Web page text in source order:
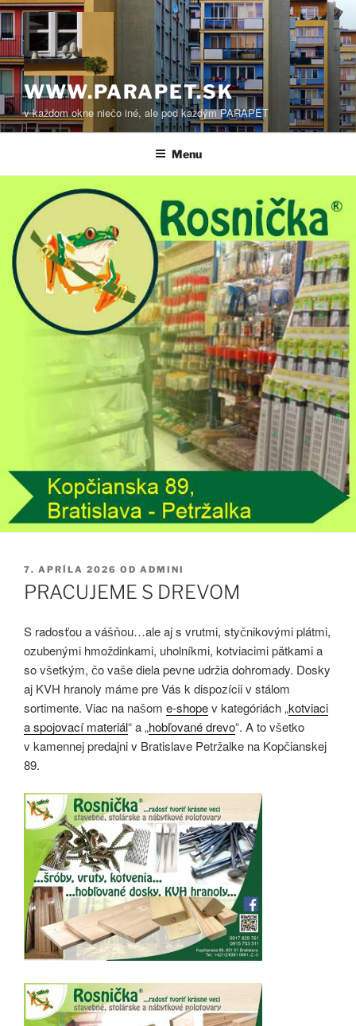
Prejsť
na
obsah
WWW.PARAPET.SK
v každom okne niečo iné, ale pod každým PARAPET
Menu
PUBLIKOVANÉ
7. APRÍLA 2026 OD ADMINI
PRACUJEME S DREVOM
S radosťou a vášňou…ale aj s vrutmi, styčnikovými plátmi,
ozubenými hmoždinkami, uholníkmi, kotviacimi pätkami a
so všetkým, čo vaše diela pevne udržia dohromady. Dosky
aj KVH hranoly máme pre Vás k dispozícii v stálom
sortimente. Viac na našom e-shopev kategóriách „kotviaci
a spojovací materiál“ a „hobľované drevo“. A to všetko
v kamennej predajni v Bratislave Petržalke na Kopčianskej
89.